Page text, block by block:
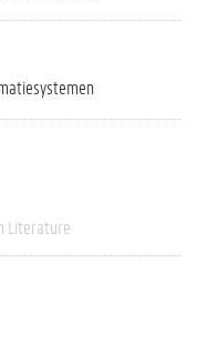
Literature